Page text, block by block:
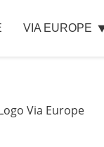
VIA EUROPE
Beroun